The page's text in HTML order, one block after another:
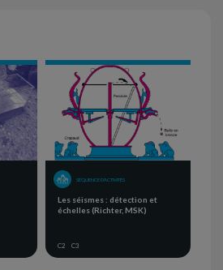
SÉQUENCE D'ACTIVITÉS
Les séismes : détection et
échelles (Richter, MSK)
C2 C3